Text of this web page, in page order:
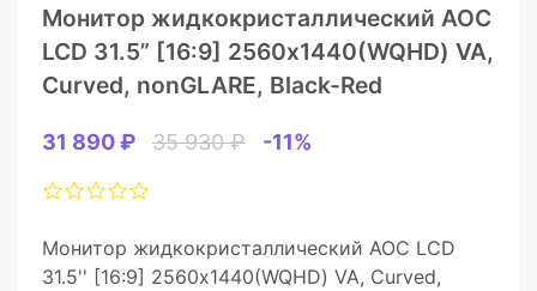
Монитор жидкокристаллический AOC
LCD 31.5” [16:9] 2560х1440(WQHD) VA,
Curved, nonGLARE, Black-Red
31 890 ₽ 35 930 ₽ -11%
Монитор жидкокристаллический AOC LCD
31.5'' [16:9] 2560х1440(WQHD) VA, Curved,